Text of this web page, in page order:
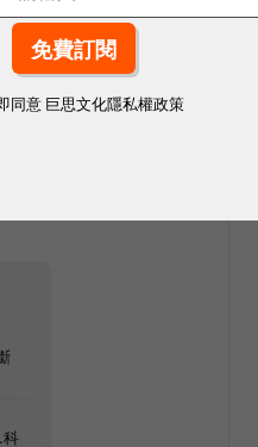
同意 巨思文化隱私權政策